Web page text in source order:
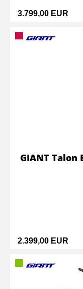
3.799,00 EUR
2.399,00 EUR
GIANT Talon